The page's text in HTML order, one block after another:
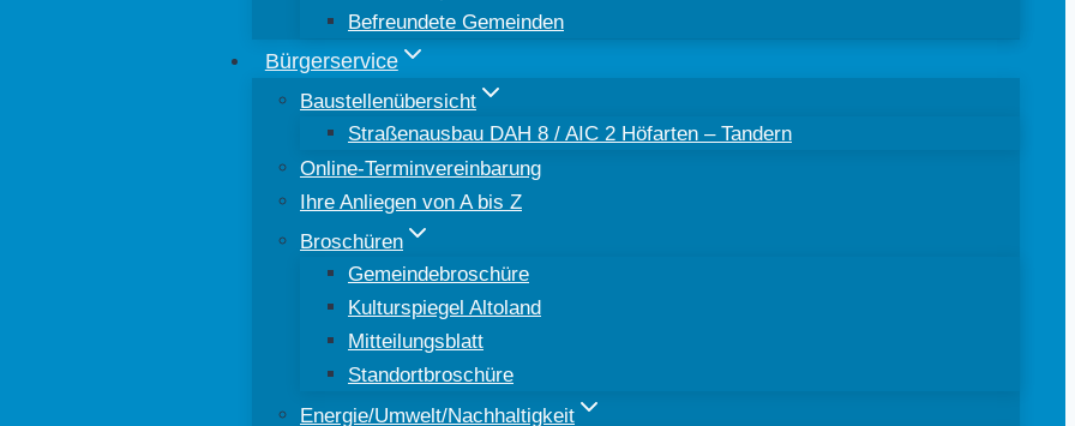
Befreundete Gemeinden
Bürgerservice
Baustellenübersicht
Straßenausbau DAH 8 / AIC 2 Höfarten – Tandern
Online-Terminvereinbarung
Ihre Anliegen von A bis Z
Broschüren
Gemeindebroschüre
Kulturspiegel Altoland
Mitteilungsblatt
Standortbroschüre
Energie/Umwelt/Nachhaltigkeit